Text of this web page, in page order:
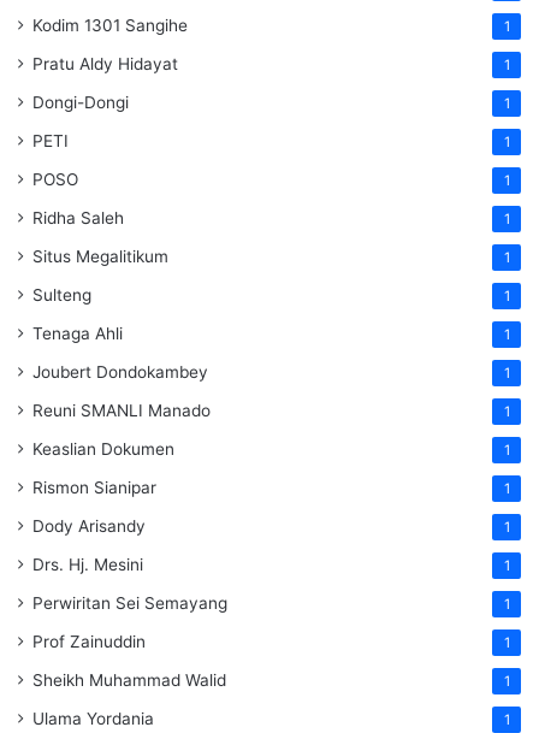
Kodim 1301 Sangihe 1
Pratu Aldy Hidayat 1
Dongi-Dongi 1
PETI 1
POSO 1
Ridha Saleh 1
Situs Megalitikum 1
Sulteng 1
Tenaga Ahli 1
Joubert Dondokambey 1
Reuni SMANLI Manado 1
Keaslian Dokumen 1
Rismon Sianipar 1
Dody Arisandy 1
Drs. Hj. Mesini 1
Perwiritan Sei Semayang 1
Prof Zainuddin 1
Sheikh Muhammad Walid 1
Ulama Yordania 1